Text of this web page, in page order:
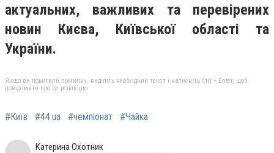
актуальних, важливих та перевірених
новин Києва, Київської області та
України.
Якщо ви помітили помилку, виділіть необхідний текст і натисніть Ctrl + Enter, щоб
повідомити про це редакцію
#Київ #44.ua #чемпіонат #Чайка
Катерина Охотник